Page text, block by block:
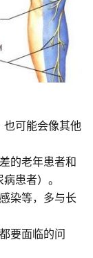
可能会像其他
的老年患者和
患者）。
染等，多与长
要面临的问